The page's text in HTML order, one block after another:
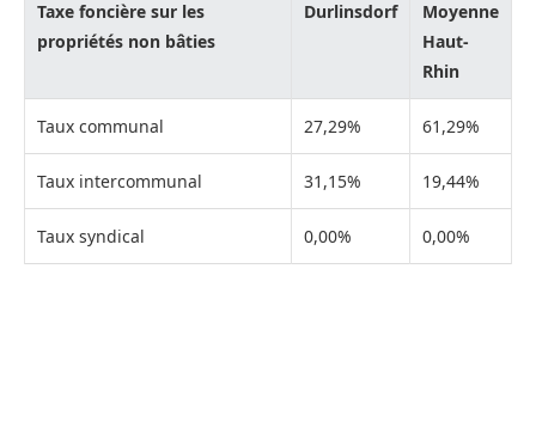
Taxe foncière sur les
propriétés non bâties
Durlinsdorf
Moyenne
Haut-
Rhin
Taux communal 27,29% 61,29%
Taux intercommunal 31,15% 19,44%
Taux syndical 0,00% 0,00%